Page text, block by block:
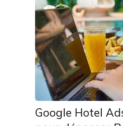
Google Hotel